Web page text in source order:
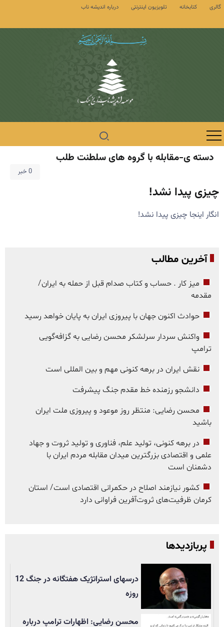
گالری کتابخانه تلویزیون اینترنتی درباره اندیشه ناب
دسته ی-مقابله با گروه های سلطنت طلب
0 خبر
چیزی پیدا نشد!
انگار اینجا چیزی پیدا نشد!
آخرین مطالب
میز کار . حساب و کتاب صدام قبل از حمله به ایران/
مقدمه
حوادث اکنون جهان با پیروزی ایران به پایان خواهد رسید
واکنش سردار سرلشکر محسن رضایی به گزافه‌گویی
ترامپ
نقش ایران در برهه کنونی مهم و بین المللی است
دانشجو رزمنده خط مقدم جنگ پیشرفت
محسن رضایی: منتظر روز موعود و پیروزی ملت ایران
باشید
در برهه کنونی، تولید علم، فناوری و تولید ثروت و جهاد
علمی و اقتصادی بزرگترین میدان مقابله مردم ایران با
دشمنان است
کشور نیازمند اصلاح در حکمرانی اقتصادی است/ استان
کرمان ظرفیت‌های ثروت‌آفرین فراوانی دارد
پربازدیدها
درسهای استراتژیک هفتگانه در جنگ 12
روزه
محسن رضایی: اظهارات ترامپ درباره